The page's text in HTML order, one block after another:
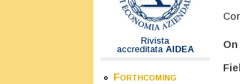
Rivista
accreditata AIDEA
Forthcoming